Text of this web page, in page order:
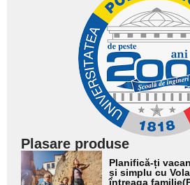
Plasare produse
Adaugă
aici textul
Planifică-ți
și simplu cu
întreaga